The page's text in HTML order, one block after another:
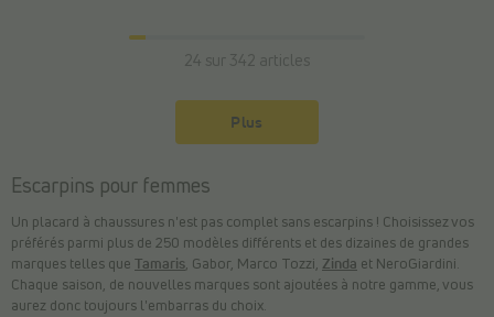
24 sur 342 articles
Plus
Escarpins pour femmes
Un placard à chaussures n'est pas complet sans escarpins ! Choisissez vos
préférés parmi plus de 250 modèles différents et des dizaines de grandes
marques telles que Tamaris, Gabor, Marco Tozzi, Zinda et NeroGiardini.
Chaque saison, de nouvelles marques sont ajoutées à notre gamme, vous
aurez donc toujours l'embarras du choix.